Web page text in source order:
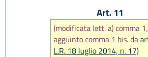
Art. 11
(modificata lett. a) comma 1,
aggiunto comma 1 bis. da
L.R. 18 luglio 2014, n. 17)